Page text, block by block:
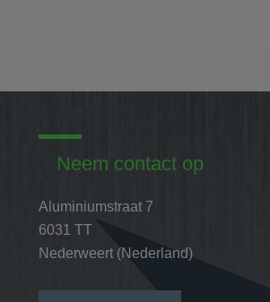
Neem contact op
Aluminiumstraat 7
6031 TT
Nederweert (Nederland)